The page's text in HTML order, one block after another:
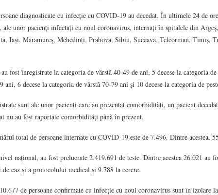
diagnosticate cu infecție cu COVID-19 au decedat. În ultimele 24 de
unor pacienți infectați cu noul coronavirus, internați în spitalele din
Iași, Maramureș, Mehedinți, Prahova, Sibiu, Suceava, Teleorman, Timiș,
fost înregistrate la categoria de vârstă 40-49 de ani, 5 decese la categoria
ani, 6 decese la categoria de vârstă 70-79 ani și 10 decese la categoria de
sunt ale unor pacienți care au prezentat comorbidități, un pacient
nu au fost raportate comorbidități până în prezent.
total de persoane internate cu COVID-19 este de 7.496. Dintre acestea,
național, au fost prelucrate 2.419.691 de teste. Dintre acestea 26.021 au
caz și a protocolului medical și 9.788 la cerere.
de persoane confirmate cu infecție cu noul coronavirus sunt în izolare